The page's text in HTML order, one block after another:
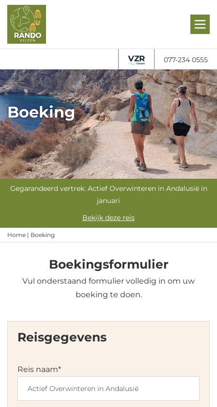
077-234 0555
Boeking
Gegarandeerd vertrek: Actief Overwinteren in Andalusië in
januari
Bekijk deze reis
Home | Boeking
Boekingsformulier
Vul onderstaand formulier volledig in om uw
boeking te doen.
Reisgegevens
Reis naam*